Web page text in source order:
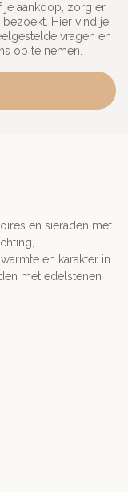
aankoop, zorg er
Hier vind je
vragen en
op te nemen.
en sieraden met
en karakter in
met edelstenen